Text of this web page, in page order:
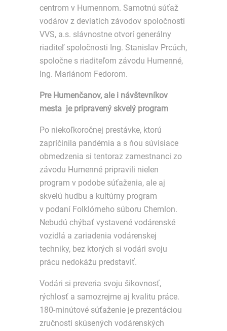
centrom v Humennom. Samotnú súťaž
vodárov z deviatich závodov spoločnosti
VVS, a.s. slávnostne otvorí generálny
riaditeľ spoločnosti Ing. Stanislav Prcúch,
spoločne s riaditeľom závodu Humenné,
Ing. Mariánom Fedorom.
Pre Humenčanov, ale i návštevníkov
mesta je pripravený skvelý program
Po niekoľkoročnej prestávke, ktorú
zapríčinila pandémia a s ňou súvisiace
obmedzenia si tentoraz zamestnanci zo
závodu Humenné pripravili nielen
program v podobe súťaženia, ale aj
skvelú hudbu a kultúrny program
v podaní Folklórneho súboru Chemlon.
Nebudú chýbať vystavené vodárenské
vozidlá a zariadenia vodárenskej
techniky, bez ktorých si vodári svoju
prácu nedokážu predstaviť.
Vodári si preveria svoju šikovnosť,
rýchlosť a samozrejme aj kvalitu práce.
180-minútové súťaženie je prezentáciou
zručnosti skúsených vodárenských